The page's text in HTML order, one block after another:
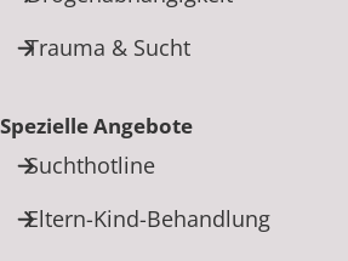
Trauma & Sucht
Spezielle Angebote
Suchthotline
Eltern-Kind-Behandlung